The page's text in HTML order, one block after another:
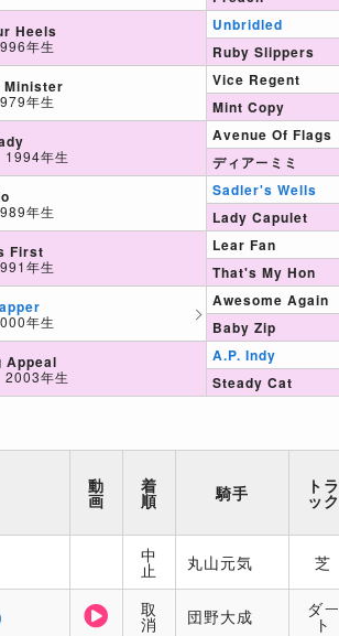
Heels
年生
Minister
年生
年生
年生
First
年生
年生
Appeal
年生
Unbridled
Ruby Slippers
Vice Regent
Mint Copy
Avenue Of Flags
ディアーミミ
Sadler's Wells
Lady Capulet
Lear Fan
That's My Hon
Awesome Again
Baby Zip
A.P. Indy
Steady Cat
動
画
着
順 騎手 トラ
ック
中
止 丸山元気 芝
取
消 団野大成 ダー
ト